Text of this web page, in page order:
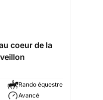
coeur de la
Rando équestre
Avancé